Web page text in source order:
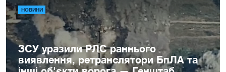
НОВИНИ
ЗСУ уразили РЛС раннього
виявлення, ретранслятори БпЛА та